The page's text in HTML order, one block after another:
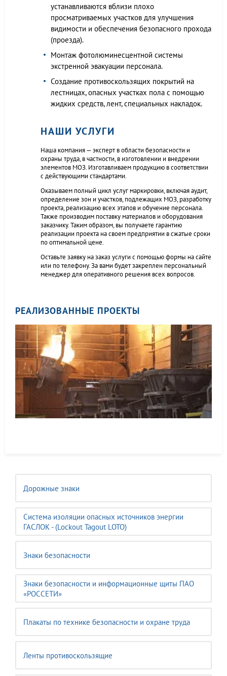
Дорожные знаки
Система изоляции опасных источников энергии
ГАСЛОК - (Lockout Tagout LOTO)
Знаки безопасности
Знаки безопасности и информационные щиты ПАО
«РОССЕТИ»
Плакаты по технике безопасности и охране труда
Ленты противоскользящие
устанавливаются вблизи плохо
просматриваемых участков для улучшения
видимости и обеспечения безопасного прохода
(проезда).
Монтаж фотолюминесцентной системы
экстренной эвакуации персонала.
Создание противоскользящих покрытий на
лестницах, опасных участках пола с помощью
жидких средств, лент, специальных накладок.
НАШИ УСЛУГИ
Наша компания — эксперт в области безопасности и
охраны труда, в частности, в изготовлении и внедрении
элементов МОЗ. Изготавливаем продукцию в соответствии
с действующими стандартами.
Оказываем полный цикл услуг маркировки, включая аудит,
определение зон и участков, подлежащих МОЗ, разработку
проекта, реализацию всех этапов и обучение персонала.
Также производим поставку материалов и оборудования
заказчику. Таким образом, вы получаете гарантию
реализации проекта на своем предприятии в сжатые сроки
по оптимальной цене.
Оставьте заявку на заказ услуги с помощью формы на сайте
или по телефону. За вами будет закреплен персональный
менеджер для оперативного решения всех вопросов.
РЕАЛИЗОВАННЫЕ ПРОЕКТЫ